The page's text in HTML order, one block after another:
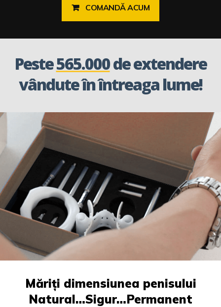
COMANDĂ ACUM
Peste565.000de extendere
vândute în întreaga lume!
Măriți dimensiunea penisului
Natural…Sigur…Permanent